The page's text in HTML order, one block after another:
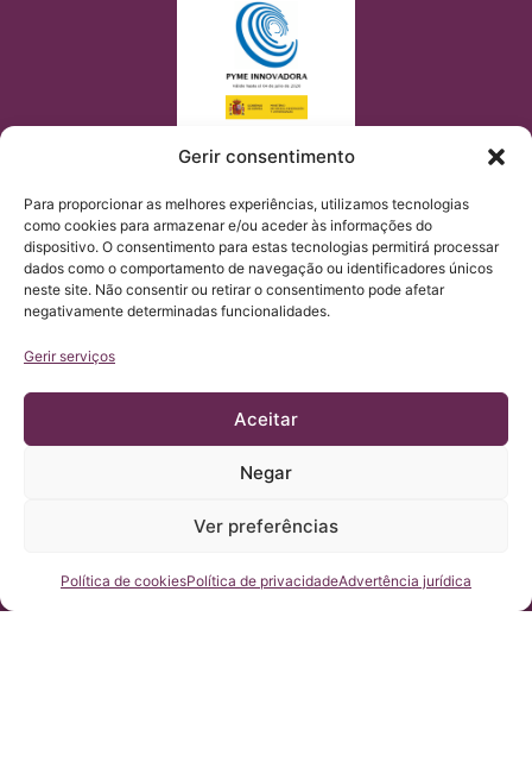
Gerir consentimento
Para proporcionar as melhores experiências, utilizamos tecnologias
como cookies para armazenar e/ou aceder às informações do
dispositivo. O consentimento para estas tecnologias permitirá processar
dados como o comportamento de navegação ou identificadores únicos
neste site. Não consentir ou retirar o consentimento pode afetar
negativamente determinadas funcionalidades.
Gerir serviços
Aceitar
Negar
Ver preferências
Política de cookiesPolítica de privacidadeAdvertência jurídica
© Copyright Institut Chiari 2025
2016/679 (RGPD).
O conteúdo deste site é uma tradução não-oficial do texto
Barcelona, cujo propósito é o de facilitar a compreensão do seu
Fale conosco